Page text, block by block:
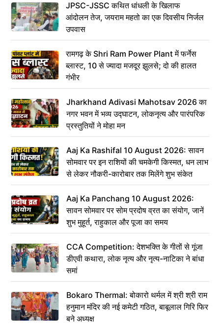
JPSC-JSSC कथित धांधली के खिलाफ
आंदोलन तेज, जयराम महतो का एक दिवसीय निर्जल
उपवास
रामगढ़ के Shri Ram Power Plant में फर्नेस
ब्लास्ट, 10 से ज्यादा मजदूर झुलसे; दो की हालत
गंभीर
Jharkhand Adivasi Mahotsav 2026 का
नगर भवन में भव्य उद्घाटन, लोकनृत्य और पारंपरिक
प्रस्तुतियों ने मोहा मन
Aaj Ka Rashifal 10 August 2026: सावन
सोमवार पर इन राशियों की चमकेगी किस्मत, धन लाभ
से लेकर नौकरी-कारोबार तक मिलेंगे शुभ संकेत
Aaj Ka Panchang 10 August 2026:
सावन सोमवार पर सोम प्रदोष व्रत का संयोग, जानें
शुभ मुहूर्त, राहुकाल और पूजा का समय
CCA Competition: देशभक्ति के गीतों से गूंजा
डीएवी कथारा, लोक नृत्य और नृत्य-नाटिका ने बांधा
समां
Bokaro Thermal: बोकारो थर्मल में श्री श्री राम
हनुमान मंदिर की नई कमेटी गठित, बाबूलाल गिरि फिर
बने अध्यक्ष